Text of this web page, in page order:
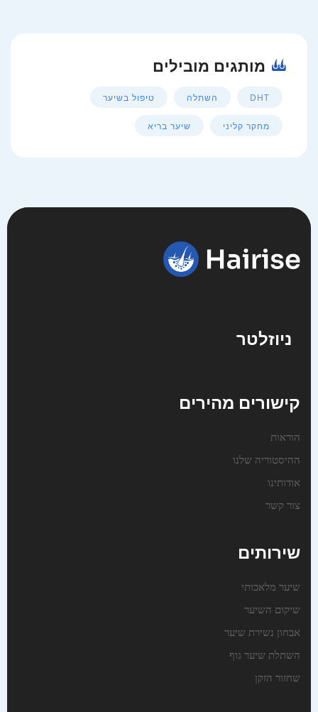
מותגים מובילים
DHT השתלה טיפול בשיער
מחקר קליני שיער בריא
ניוזלטר
קישורים מהירים
הוראות
ההיסטוריה שלנו
אודותינו
צור קשר
שירותים
שיער מלאכותי
שיקום השיער
אבחון נשירת שיער
השתלת שיער גוף
שחזור הזקן